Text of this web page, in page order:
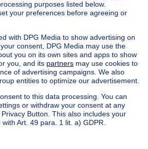
BelgiumHouse for sale France
Spain
House for sale Italy
House for sale Netherlands
Cheap houses for sale
apartments for rent
Tools